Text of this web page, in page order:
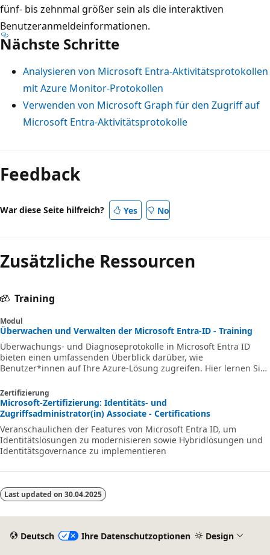
fünf- bis zehnmal größer sein als die interaktiven
Benutzeranmeldeinformationen.
Nächste Schritte
Analysieren von Microsoft Entra-Aktivitätsprotokollen
mit Azure Monitor-Protokollen
Verwenden von Microsoft Graph für den Zugriff auf
Microsoft Entra-Aktivitätsprotokolle
Feedback
War diese Seite hilfreich? Yes No
Zusätzliche Ressourcen
Training
Modul
Überwachen und Verwalten der Microsoft Entra-ID - Training
Überwachungs- und Diagnoseprotokolle in Microsoft Entra ID
bieten einen umfassenden Überblick darüber, wie
Benutzer*innen auf Ihre Azure-Lösung zugreifen. Hier lernen Sie,
Daten analysieren.
Zertifizierung
Microsoft-Zertifizierung: Identitäts- und
Zugriffsadministrator(in) Associate - Certifications
Veranschaulichen der Features von Microsoft Entra ID, um
Identitätslösungen zu modernisieren sowie Hybridlösungen und
Identitätsgovernance zu implementieren
Last updated on 30.04.2025
Deutsch Ihre Datenschutzoptionen Design